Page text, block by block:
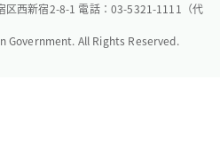
区西新宿2-8-1 電話：03-5321-1111（代
Government. All Rights Reserved.